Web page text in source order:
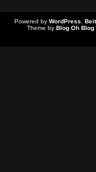
Powered by WordPress
Theme by Blog Oh Blog